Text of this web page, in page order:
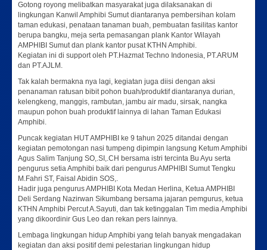
Gotong royong melibatkan masyarakat juga dilaksanakan di
lingkungan Kanwil Amphibi Sumut diantaranya pembersihan kolam
taman edukasi, penataan tanaman buah, pembuatan fasilitas kantor
berupa bangku, meja serta pemasangan plank Kantor Wilayah
AMPHIBI Sumut dan plank kantor pusat KTHN Amphibi.
Kegiatan ini di support oleh PT.Hazmat Techno Indonesia, PT.ARUM
dan PT.AJLM.
Tak kalah bermakna nya lagi, kegiatan juga diisi dengan aksi
penanaman ratusan bibit pohon buah/produktif diantaranya durian,
kelengkeng, manggis, rambutan, jambu air madu, sirsak, nangka
maupun pohon buah produktif lainnya di lahan Taman Edukasi
Amphibi.
Puncak kegiatan HUT AMPHIBI ke 9 tahun 2025 ditandai dengan
kegiatan pemotongan nasi tumpeng dipimpin langsung Ketum Amphibi
Agus Salim Tanjung SO,.SI,.CH bersama istri tercinta Bu Ayu serta
pengurus setia Amphibi baik dari pengurus AMPHIBI Sumut Tengku
M.Fahri ST, Faisal Abidin SOS,.
Hadir juga pengurus AMPHIBI Kota Medan Herlina, Ketua AMPHIBI
Deli Serdang Nazirwan Sikumbang bersama jajaran pemgurus, ketua
KTHN Amphibi Percut A.Sayuti, dan tak ketinggalan Tim media Amphibi
yang dikoordinir Gus Leo dan rekan pers lainnya.
Lembaga lingkungan hidup Amphibi yang telah banyak mengadakan
kegiatan dan aksi positif demi pelestarian lingkungan hidup